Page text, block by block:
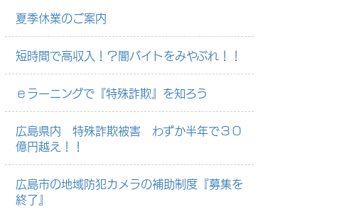
夏季休業のご案内
短時間で高収入！？闇バイトをみやぶれ！！
ｅラーニングで『特殊詐欺』を知ろう
広島県内 特殊詐欺被害 わずか半年で３０
億円越え！！
広島市の地域防犯カメラの補助制度『募集を
終了』